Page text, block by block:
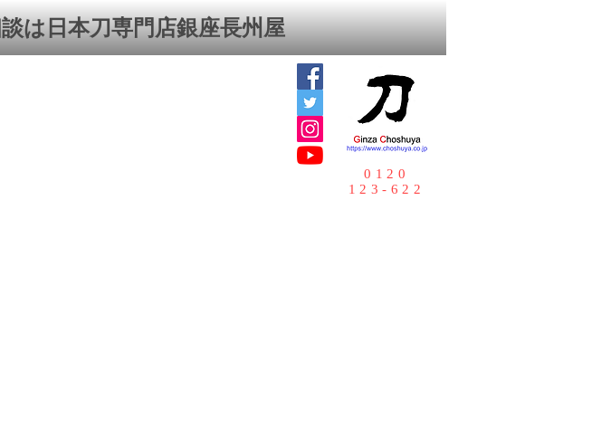
は日本刀専門店銀座⻑州屋
0120
123-622